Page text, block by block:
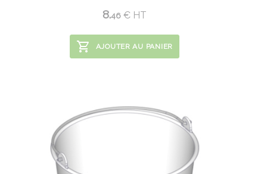
8.46 € HT
AJOUTER AU PANIER